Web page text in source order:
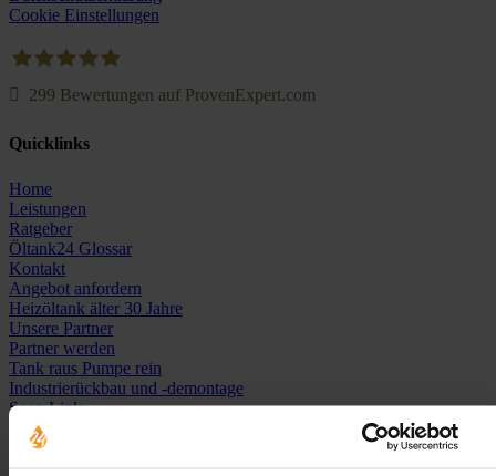
Cookie Einstellungen
299 Bewertungen auf ProvenExpert.com
Quicklinks
Home
Leistungen
Ratgeber
Öltank24 Glossar
Kontakt
Angebot anfordern
Heizöltank älter 30 Jahre
Unsere Partner
Partner werden
Tank raus Pumpe rein
Industrierückbau und -demontage
Scan-Link
Kostenrechner